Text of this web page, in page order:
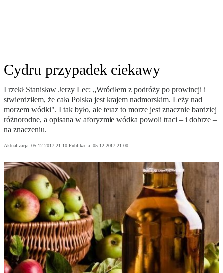
Cydru przypadek ciekawy
I rzekł Stanisław Jerzy Lec: „Wróciłem z podróży po prowincji i
stwierdziłem, że cała Polska jest krajem nadmorskim. Leży nad
morzem wódki". I tak było, ale teraz to morze jest znacznie bardziej
różnorodne, a opisana w aforyzmie wódka powoli traci – i dobrze –
na znaczeniu.
Aktualizacja: 05.12.2017 21:10 Publikacja: 05.12.2017 21:00